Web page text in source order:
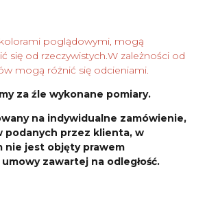
poglądowymi, mogą
się od rzeczywistych.W zależności od
mogą różnić się odcieniami.
za źle wykonane pomiary.
na indywidualne zamówienie,
podanych przez klienta, w
nie jest objęty prawem
zawartej na odległość.